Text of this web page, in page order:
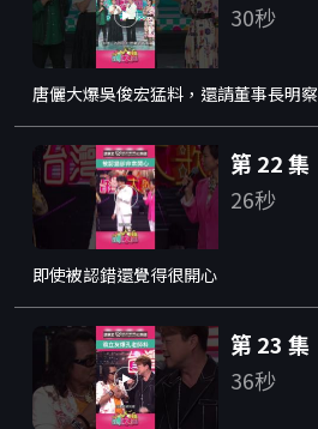
30秒
唐儷大爆吳俊宏猛料，還請董事長明察
第 22 集
26秒
即使被認錯還覺得很開心
第 23 集
36秒